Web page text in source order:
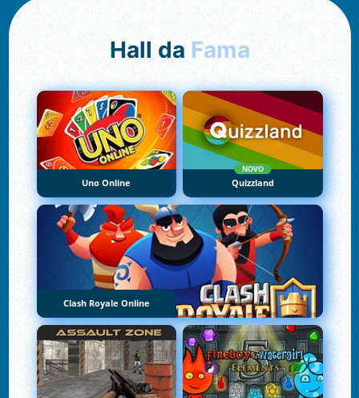
Hall da Fama
Uno Online
NOVO
Quizzland
Clash Royale Online